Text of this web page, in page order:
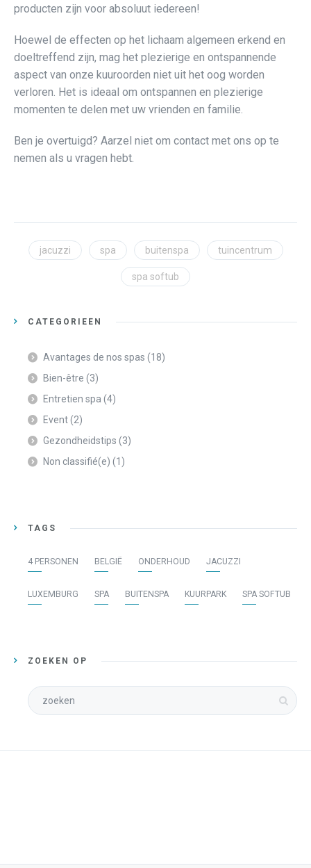
producten zijn voor absoluut iedereen!
Hoewel de effecten op het lichaam algemeen erkend en
doeltreffend zijn, mag het plezierige en ontspannende
aspect van onze kuuroorden niet uit het oog worden
verloren. Het is ideaal om ontspannen en plezierige
momenten te delen met uw vrienden en familie.
Ben je overtuigd? Aarzel niet om contact met ons op te
nemen als u vragen hebt.
jacuzzi spa buitenspa tuincentrum
spa softub
CATEGORIEËN
Avantages de nos spas (18)
Bien-être (3)
Entretien spa (4)
Event(2)
Gezondheidstips (3)
Non classifié(e) (1)
TAGS
4 PERSONEN BELGIË ONDERHOUD JACUZZI
LUXEMBURG SPA BUITENSPA KUURPARK SPA SOFTUB
ZOEKEN OP